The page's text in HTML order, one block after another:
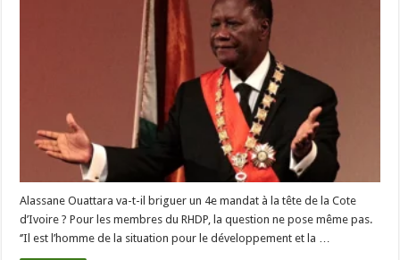
Alassane Ouattara va-t-il briguer un 4e mandat à la tête de la Cote
d’Ivoire ? Pour les membres du RHDP, la question ne pose même pas.
‘’Il est l’homme de la situation pour le développement et la …